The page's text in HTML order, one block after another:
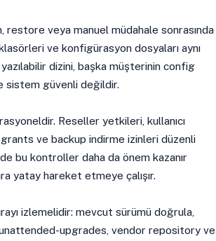
veya manuel müdahale sonrasında
ve konfigürasyon dosyaları aynı
dizini, başka müşterinin config
sistem güvenli değildir.
Reseller yetkileri, kullanıcı
ve backup indirme izinleri düzenli
bu kontroller daha da önem kazanır
yatay hareket etmeye çalışır.
izlemelidir: mevcut sürümü doğrula,
unattended-upgrades, vendor repository ve